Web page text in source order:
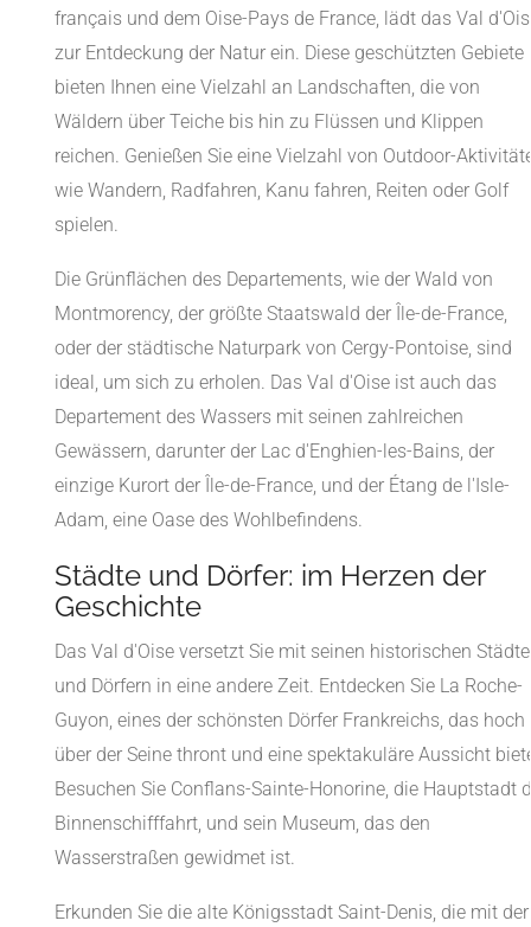
français und dem Oise-Pays de France, lädt das Val
zur Entdeckung der Natur ein. Diese geschützten Gebiete
bieten Ihnen eine Vielzahl an Landschaften, die von
Wäldern über Teiche bis hin zu Flüssen und Klippen
reichen. Genießen Sie eine Vielzahl von Outdoor-
wie Wandern, Radfahren, Kanu fahren, Reiten oder Golf
spielen.
Die Grünflächen des Departements, wie der Wald von
Montmorency, der größte Staatswald der Île-de-France,
oder der städtische Naturpark von Cergy-Pontoise, sind
ideal, um sich zu erholen. Das Val d'Oise ist auch das
Departement des Wassers mit seinen zahlreichen
Gewässern, darunter der Lac d'Enghien-les-Bains, der
einzige Kurort der Île-de-France, und der Étang de l'Isle-
Adam, eine Oase des Wohlbefindens.
Städte und Dörfer: im Herzen der
Geschichte
Das Val d'Oise versetzt Sie mit seinen historischen
und Dörfern in eine andere Zeit. Entdecken Sie La Roche-
Guyon, eines der schönsten Dörfer Frankreichs, das hoch
über der Seine thront und eine spektakuläre Aussicht
Besuchen Sie Conflans-Sainte-Honorine, die Hauptstadt
Binnenschifffahrt, und sein Museum, das den
Wasserstraßen gewidmet ist.
Erkunden Sie die alte Königsstadt Saint-Denis, die mit der